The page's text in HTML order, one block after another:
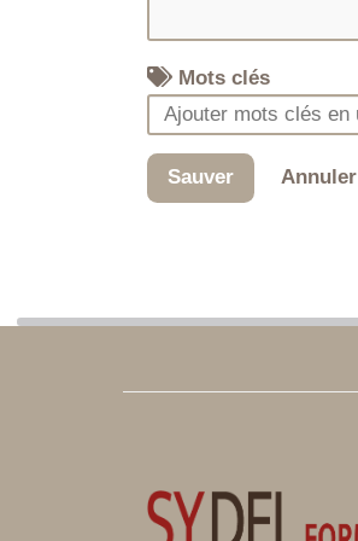
Mots clés
Sauver Annuler